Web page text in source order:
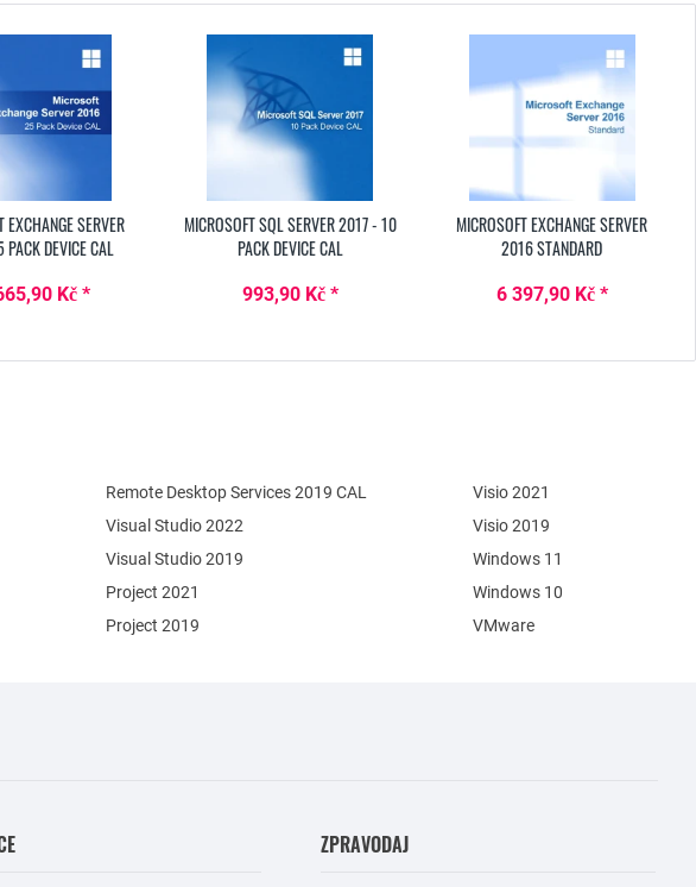
EXCHANGE SERVER
DEVICE CAL
Kč *
MICROSOFT SQL SERVER 2017 - 10
PACK DEVICE CAL
993,90 Kč *
MICROSOFT EXCHANGE SERVER
2016 STANDARD
6 397,90 Kč *
Remote Desktop Services 2019 CAL
Visual Studio 2022
Visual Studio 2019
Project 2021
Project 2019
Visio 2021
Visio 2019
Windows 11
Windows 10
VMware
ZPRAVODAJ